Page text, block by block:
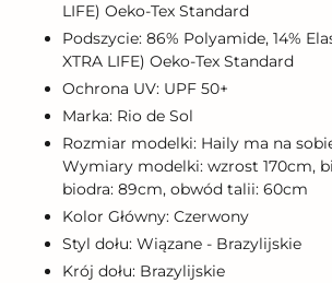
LIFE) Oeko-Tex Standard
Podszycie: 86% Polyamide, 14%
XTRA LIFE) Oeko-Tex Standard
Ochrona UV: UPF 50+
Marka: Rio de Sol
Rozmiar modelki: Haily ma na
Wymiary modelki: wzrost 170cm,
biodra: 89cm, obwód talii: 60cm
Kolor Główny: Czerwony
Styl dołu: Wiązane - Brazylijskie
Krój dołu: Brazylijskie